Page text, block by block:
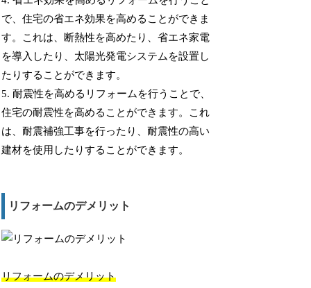
で、住宅の省エネ効果を高めることができま
す。これは、断熱性を高めたり、省エネ家電
を導入したり、太陽光発電システムを設置し
たりすることができます。
5. 耐震性を高めるリフォームを行うことで、
住宅の耐震性を高めることができます。これ
は、耐震補強工事を行ったり、耐震性の高い
建材を使用したりすることができます。
リフォームのデメリット
リフォームのデメリット